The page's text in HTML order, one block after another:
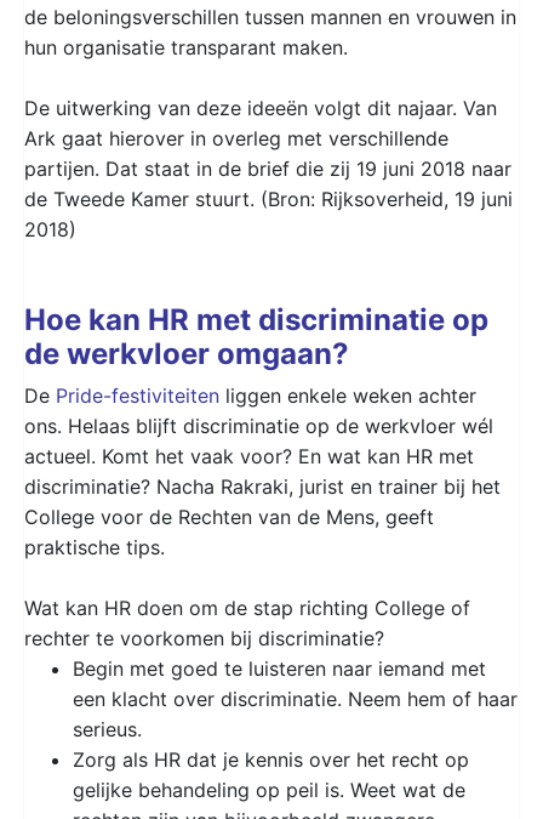
de beloningsverschillen tussen mannen en vrouwen in
hun organisatie transparant maken.
De uitwerking van deze ideeën volgt dit najaar. Van
Ark gaat hierover in overleg met verschillende
partijen. Dat staat in de brief die zij 19 juni 2018 naar
de Tweede Kamer stuurt. (Bron: Rijksoverheid, 19 juni
2018)
Hoe kan HR met discriminatie op
de werkvloer omgaan?
De Pride-festiviteiten liggen enkele weken achter
ons. Helaas blijft discriminatie op de werkvloer wél
actueel. Komt het vaak voor? En wat kan HR met
discriminatie? Nacha Rakraki, jurist en trainer bij het
College voor de Rechten van de Mens, geeft
praktische tips.
Wat kan HR doen om de stap richting College of
rechter te voorkomen bij discriminatie?
Begin met goed te luisteren naar iemand met
een klacht over discriminatie. Neem hem of haar
serieus.
Zorg als HR dat je kennis over het recht op
gelijke behandeling op peil is. Weet wat de